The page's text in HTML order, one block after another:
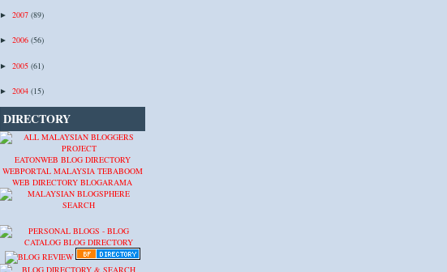
► 2007 (89)
► 2006 (56)
► 2005 (61)
► 2004 (15)
DIRECTORY
EATONWEB BLOG DIRECTORY
WEBPORTAL MALAYSIA TEBABOOM
WEB DIRECTORY BLOGARAMA